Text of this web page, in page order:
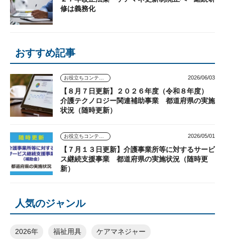
修は義務化
おすすめ記事
2026/06/03
【８月７日更新】２０２６年度（令和８年度）
介護テクノロジー関連補助事業 都道府県の実施
状況（随時更新）
2026/05/01
【７月１３日更新】介護事業所等に対するサービ
ス継続支援事業 都道府県の実施状況（随時更
新）
人気のジャンル
2026年 福祉用具 ケアマネジャー